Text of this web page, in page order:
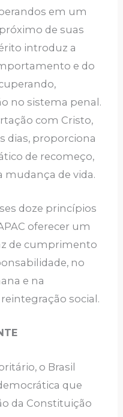
em um
de suas
introduz a
e do
no sistema penal.
com Cristo,
dias, proporciona
de recomeço,
mudança de vida.
doze princípios
oferecer um
de cumprimento
no
e na
social.
o Brasil
que
da Constituição